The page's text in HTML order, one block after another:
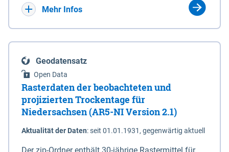
die Deichbehörde durch Verordnung ausspricht.
laufenden Monitoringjahr.
Mehr Infos
Geodatensatz
Open Data
Rasterdaten der beobachteten und
projizierten Trockentage für
Niedersachsen (AR5-NI Version 2.1)
Aktualität der Daten:seit 01.01.1931, gegenwärtig aktuell